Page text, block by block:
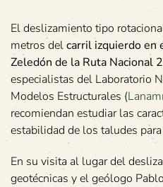
El deslizamiento tipo
metros delcarril izquierdo en
Zeledón de la Ruta Nacional 2
especialistas del Laboratorio
Modelos Estructurales (
recomiendan estudiar las
estabilidad de los taludes
En su visita al lugar del
geotécnicas y el geólogo